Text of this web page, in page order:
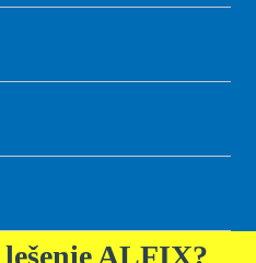
ALFIX?